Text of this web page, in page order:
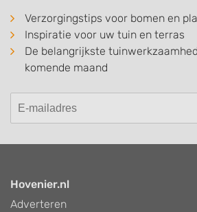
Verzorgingstips voor bomen en
Inspiratie voor uw tuin en terras
De belangrijkste
komende maand
Hovenier.nl
Adverteren